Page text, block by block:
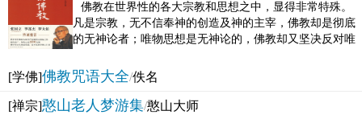
佛教在世界性的各大宗教和思想之中，显得非常特殊。
凡是宗教，无不信奉神的创造及神的主宰，佛教却是彻底
的无神论者；唯物思想是无神论的，佛教却又坚决反对唯
[学佛]佛教咒语大全/佚名
[禅宗]憨山老人梦游集/憨山大师